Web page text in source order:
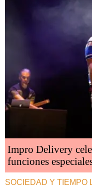
Impro Delivery
funciones
SOCIEDAD Y TIEMPO